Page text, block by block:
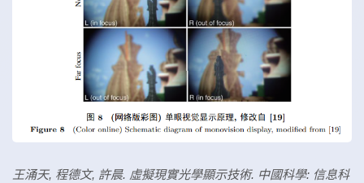
王涌天, 程德文, 許晨. 虛擬現實光學顯示技術. 中國科學: 信息科